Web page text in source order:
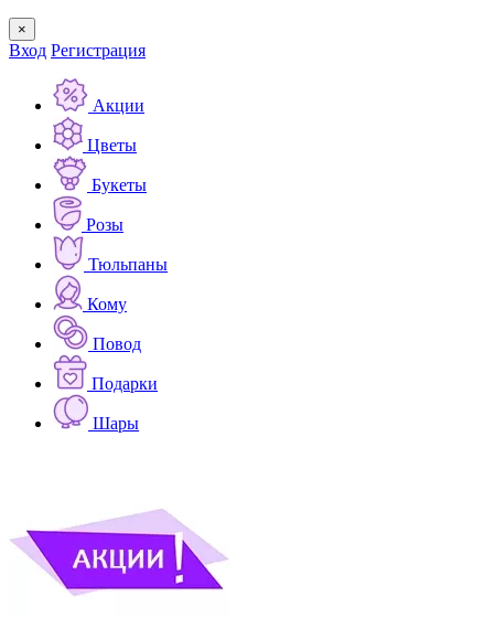
×
Вход Регистрация
Акции
Цветы
Букеты
Розы
Тюльпаны
Кому
Повод
Подарки
Шары